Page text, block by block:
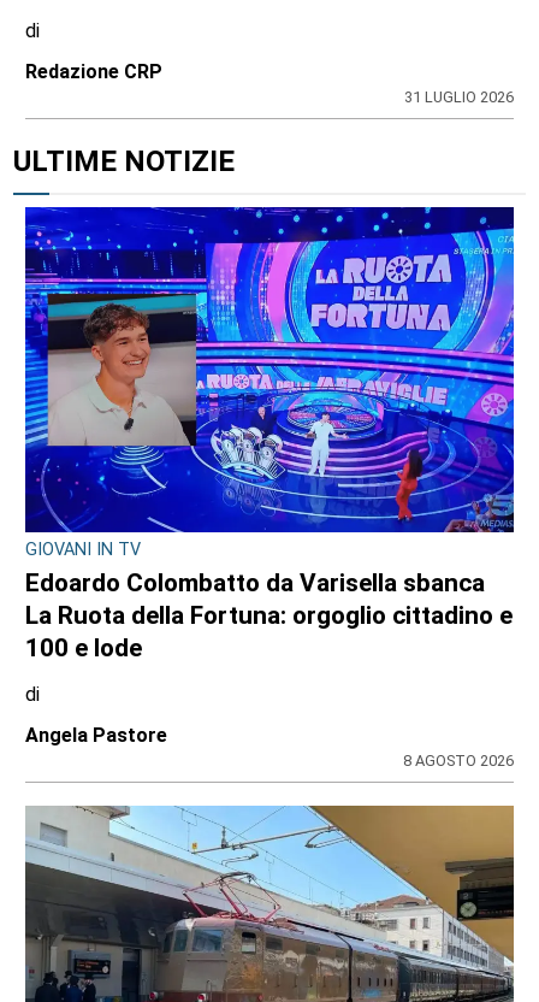
di
Redazione CRP
31 LUGLIO 2026
ULTIME NOTIZIE
GIOVANI IN TV
Edoardo Colombatto da Varisella sbanca
La Ruota della Fortuna: orgoglio cittadino e
100 e lode
di
Angela Pastore
8 AGOSTO 2026